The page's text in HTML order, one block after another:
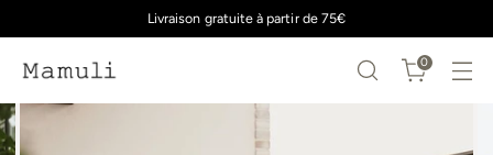
0
Livraison gratuite à partir de 75€